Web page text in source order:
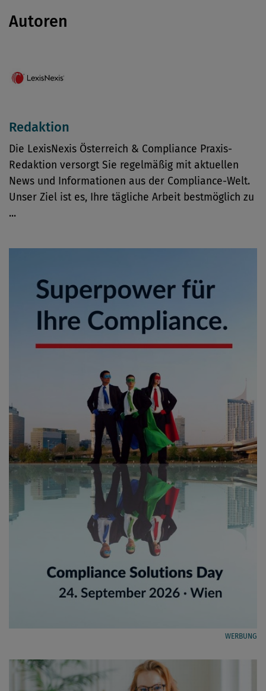
Autoren
Redaktion
Die LexisNexis Österreich & Compliance Praxis-
Redaktion versorgt Sie regelmäßig mit aktuellen
News und Informationen aus der Compliance-Welt.
Unser Ziel ist es, Ihre tägliche Arbeit bestmöglich zu
...
WERBUNG